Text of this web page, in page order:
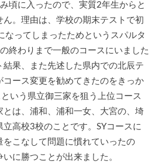
頃に入ったので、実質2年生からと
。理由は、学校の期末テストで初
なってしまったためというスパルタ
終わりまで一般のコースにいました
果、また先述した県内での北辰テ
コース変更を勧めてきたのをきっか
いう県立御三家を狙う上位コース
とは、浦和、浦和一女、大宮の、埼
高校3校のことです。SYコースに
をこなして問題に慣れていったの
に勝つことが出来ました。